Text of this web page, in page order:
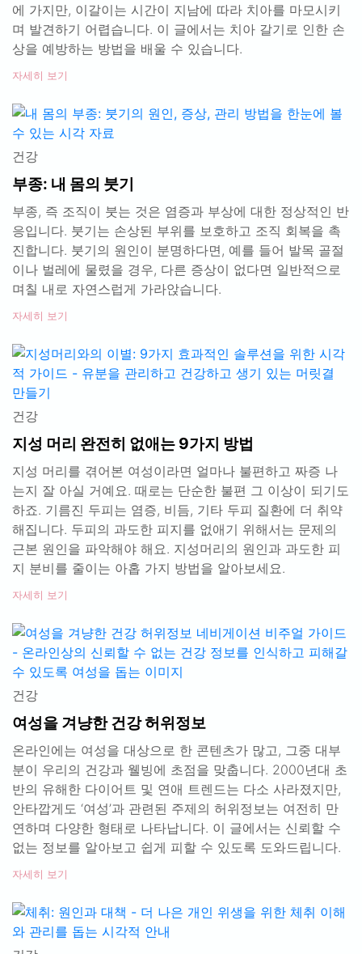
에 가지만, 이갈이는 시간이 지남에 따라 치아를 마모시키
며 발견하기 어렵습니다. 이 글에서는 치아 갈기로 인한 손
상을 예방하는 방법을 배울 수 있습니다.
자세히 보기
건강
부종: 내 몸의 붓기
부종, 즉 조직이 붓는 것은 염증과 부상에 대한 정상적인 반
응입니다. 붓기는 손상된 부위를 보호하고 조직 회복을 촉
진합니다. 붓기의 원인이 분명하다면, 예를 들어 발목 골절
이나 벌레에 물렸을 경우, 다른 증상이 없다면 일반적으로
며칠 내로 자연스럽게 가라앉습니다.
자세히 보기
건강
지성 머리 완전히 없애는 9가지 방법
지성 머리를 겪어본 여성이라면 얼마나 불편하고 짜증 나
는지 잘 아실 거예요. 때로는 단순한 불편 그 이상이 되기도
하죠. 기름진 두피는 염증, 비듬, 기타 두피 질환에 더 취약
해집니다. 두피의 과도한 피지를 없애기 위해서는 문제의
근본 원인을 파악해야 해요. 지성머리의 원인과 과도한 피
지 분비를 줄이는 아홉 가지 방법을 알아보세요.
자세히 보기
건강
여성을 겨냥한 건강 허위정보
온라인에는 여성을 대상으로 한 콘텐츠가 많고, 그중 대부
분이 우리의 건강과 웰빙에 초점을 맞춥니다. 2000년대 초
반의 유해한 다이어트 및 연애 트렌드는 다소 사라졌지만,
안타깝게도 ‘여성’과 관련된 주제의 허위정보는 여전히 만
연하며 다양한 형태로 나타납니다. 이 글에서는 신뢰할 수
없는 정보를 알아보고 쉽게 피할 수 있도록 도와드립니다.
자세히 보기